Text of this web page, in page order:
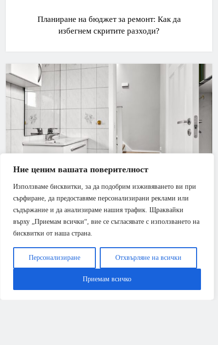
Ние ценим вашата поверителност
Използваме бисквитки, за да подобрим изживяването ви при
сърфиране, да предоставяме персонализирани реклами или
съдържание и да анализираме нашия трафик. Щраквайки
върху „Приемам всички“, вие се съгласявате с използването на
бисквитки от наша страна.
Персонализиране Отхвърляне на всички
Приемам всичко
Планиране на бюджет за ремонт: Как да
избегнем скритите разходи?
Всичко, което трябва да знаете за ремонта през
2026 година